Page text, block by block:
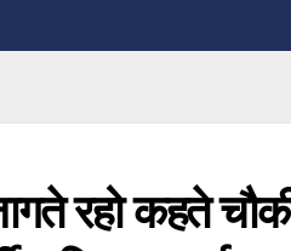
रहो कहते